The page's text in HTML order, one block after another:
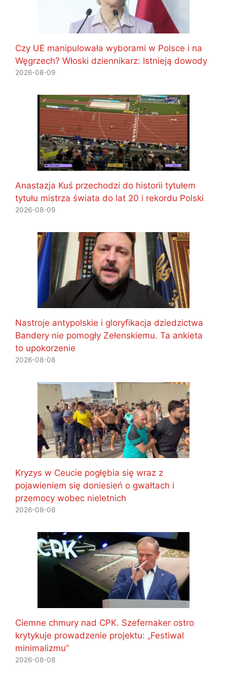
Czy UE manipulowała wyborami w Polsce i na
Węgrzech? Włoski dziennikarz: Istnieją dowody
2026-08-09
Anastazja Kuś przechodzi do historii tytułem
tytułu mistrza świata do lat 20 i rekordu Polski
2026-08-09
Nastroje antypolskie i gloryfikacja dziedzictwa
Bandery nie pomogły Zełenskiemu. Ta ankieta
to upokorzenie
2026-08-08
Kryzys w Ceucie pogłębia się wraz z
pojawieniem się doniesień o gwałtach i
przemocy wobec nieletnich
2026-08-08
Ciemne chmury nad CPK. Szefernaker ostro
krytykuje prowadzenie projektu: „Festiwal
minimalizmu”
2026-08-08